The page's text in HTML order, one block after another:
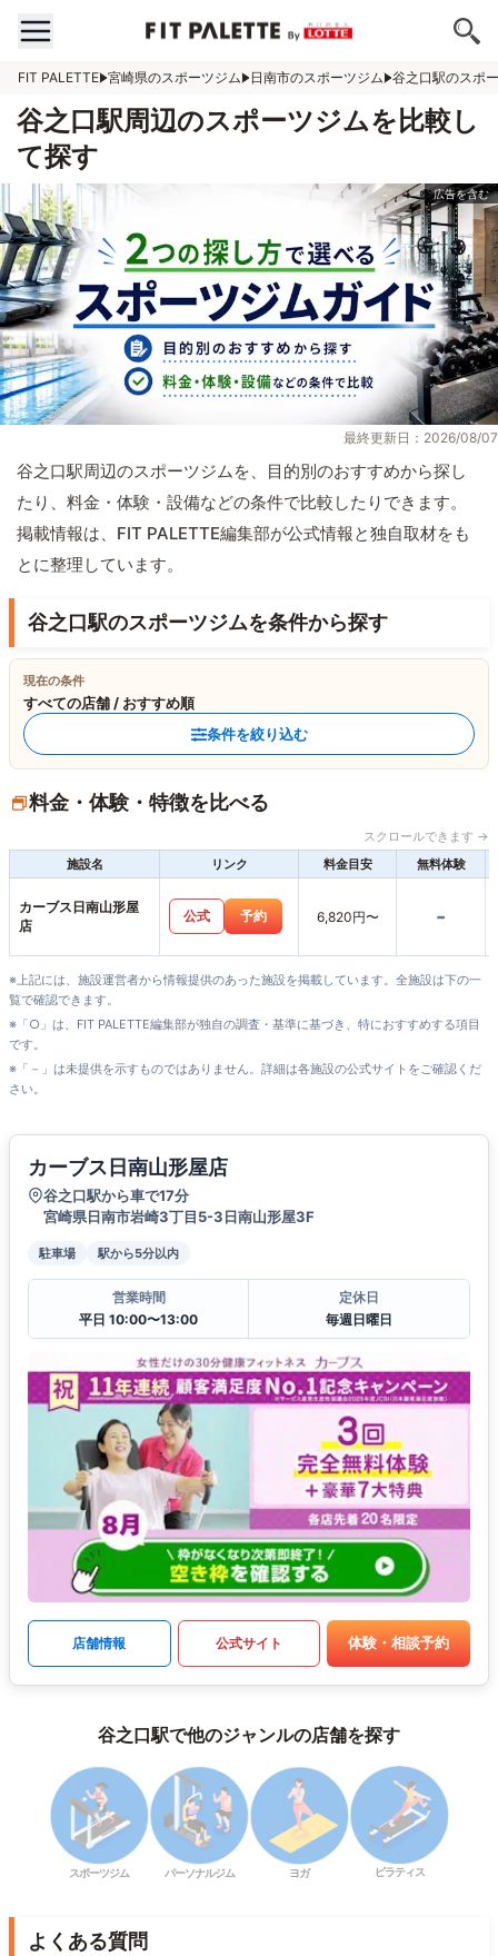
FIT PALETTE 宮崎県のスポーツジム 日南市のスポーツジム 谷之口駅のスポ
谷之口駅周辺のスポーツジムを比較し
て探す
最終更新日：2026/08/07
谷之口駅周辺のスポーツジムを、目的別のおすすめから探し
たり、料金・体験・設備などの条件で比較したりできます。
掲載情報は、FIT PALETTE編集部が公式情報と独自取材をも
とに整理しています。
谷之口駅のスポーツジムを条件から探す
現在の条件
すべての店舗 / おすすめ順
条件を絞り込む
料金・体験・特徴を比べる
スクロールできます →
施設名
リンク 料金目安 無料体験
カーブス日南山形屋
店
公式 予約 6,820円〜 -
※上記には、施設運営者から情報提供のあった施設を掲載しています。全施設は下の一
覧で確認できます。
※「○」は、FIT PALETTE編集部が独自の調査・基準に基づき、特におすすめする項目
です。
※「－」は未提供を示すものではありません。詳細は各施設の公式サイトをご確認くだ
さい。
カーブス日南山形屋店
谷之口駅から車で17分
宮崎県日南市岩崎3丁目5-3日南山形屋3F
駐車場 駅から5分以内
営業時間
平日 10:00〜13:00
定休日
毎週日曜日
店舗情報 公式サイト 体験・相談予約
谷之口駅で他のジャンルの店舗を探す
スポーツジム パーソナルジム ヨガ ピラティス
よくある質問